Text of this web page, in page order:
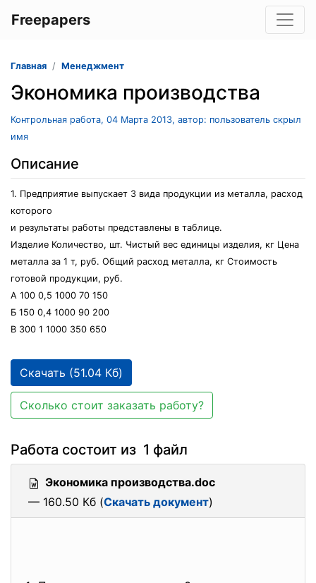
Freepapers
Главная Менеджмент
Экономика производства
Контрольная работа, 04 Марта 2013, автор: пользователь скрыл
имя
Описание
1. Предприятие выпускает 3 вида продукции из металла, расход
которого
и результаты работы представлены в таблице.
Изделие Количество, шт. Чистый вес единицы изделия, кг Цена
металла за 1 т, руб. Общий расход металла, кг Стоимость
готовой продукции, руб.
А 100 0,5 1000 70 150
Б 150 0,4 1000 90 200
В 300 1 1000 350 650
Скачать (51.04 Кб)
Сколько стоит заказать работу?
Работа состоит из 1 файл
Экономика производства.doc
— 160.50 Кб (Скачать документ)